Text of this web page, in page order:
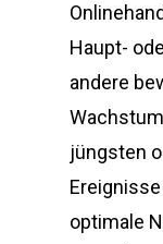
Haupt-
andere
jüngsten
optimale